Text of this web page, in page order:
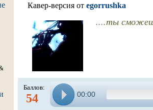
Кавер-версия от egorrushka
....ты
Баллов:
54 00:00